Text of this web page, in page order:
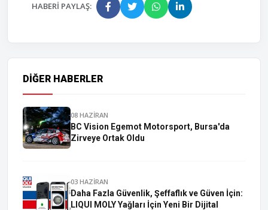
HABERI PAYLAŞ:
DIĞER HABERLER
08 HAZİRAN
BC Vision Egemot Motorsport, Bursa'da
Zirveye Ortak Oldu
03 HAZİRAN
Daha Fazla Güvenlik, Şeffaflık ve Güven İçin:
LIQUI MOLY Yağları İçin Yeni Bir Dijital